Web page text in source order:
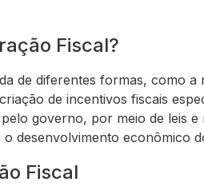
Fiscal?
de diferentes formas, como a
de incentivos fiscais
governo, por meio de leis
desenvolvimento econômico
Fiscal